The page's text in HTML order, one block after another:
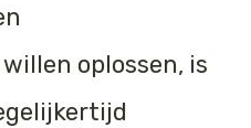
oplossen, is